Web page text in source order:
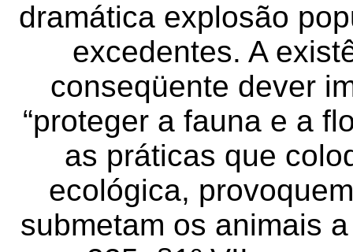
dramática explosão
excedentes. A
conseqüente dever
“proteger a fauna e a
as práticas que
ecológica,
submetam os animais